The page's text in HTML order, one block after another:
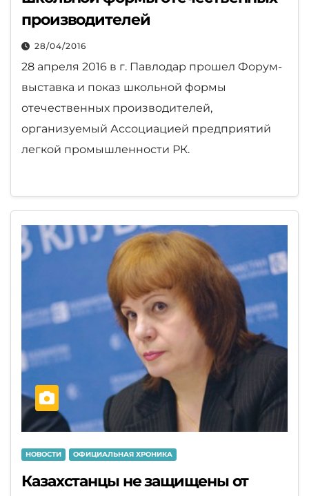
производителей
28/04/2016
28 апреля 2016 в г. Павлодар прошел Форум-
выставка и показ школьной формы
отечественных производителей,
организуемый Ассоциацией предприятий
легкой промышленности РК.
НОВОСТИ ОФИЦИАЛЬНАЯ ХРОНИКА
Казахстанцы не защищены от